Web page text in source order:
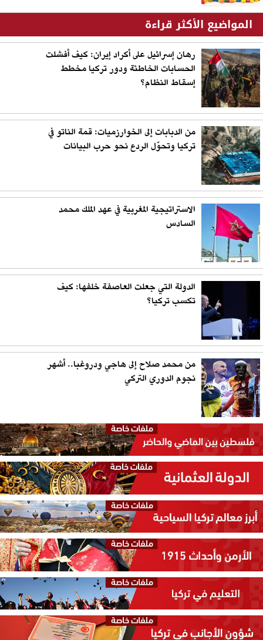
المواضيع الأكثر قراءة
رهان إسرائيل على أكراد إيران: كيف أفشلت
الحسابات الخاطئة ودور تركيا مخطط
إسقاط النظام؟
من الدبابات إلى الخوارزميات: قمة الناتو في
تركيا وتحوّل الردع نحو حرب البيانات
الاستراتيجية المغربية في عهد الملك محمد
السادس
الدولة التي جعلت العاصفة خلفها: كيف
تكسب تركيا؟
من محمد صلاح إلى هاجي ودروغبا.. أشهر
نجوم الدوري التركي